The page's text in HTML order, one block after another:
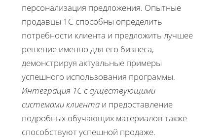
персонализация предложения. Опытные
продавцы 1С способны определить
потребности клиента и предложить лучшее
решение именно для его бизнеса,
демонстрируя актуальные примеры
успешного использования программы.
Интеграция 1С с существующими
системами клиента и предоставление
подробных обучающих материалов также
способствуют успешной продаже.